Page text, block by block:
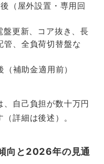
（屋外設置・専用回
更新、コア抜き、長
管、全負荷切替盤な
補助金適用前）
自己負担が数十万円
詳細は後述）。
向と2026年の見通